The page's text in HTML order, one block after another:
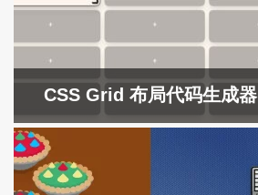
CSS Grid 布局代码生成器